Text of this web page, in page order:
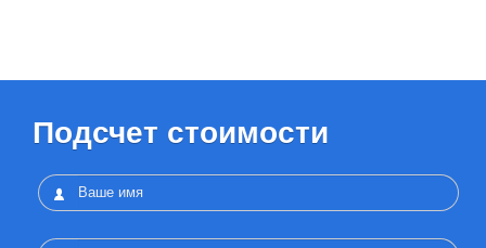
Подсчет стоимости